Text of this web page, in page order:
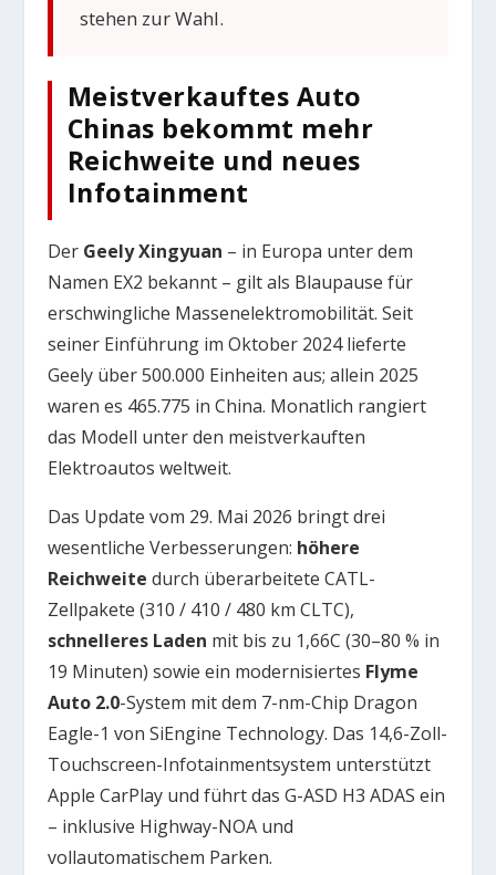
stehen zur Wahl.
Meistverkauftes Auto
Chinas bekommt mehr
Reichweite und neues
Infotainment
Der Geely Xingyuan – in Europa unter dem
Namen EX2 bekannt – gilt als Blaupause für
erschwingliche Massenelektromobilität. Seit
seiner Einführung im Oktober 2024 lieferte
Geely über 500.000 Einheiten aus; allein 2025
waren es 465.775 in China. Monatlich rangiert
das Modell unter den meistverkauften
Elektroautos weltweit.
Das Update vom 29. Mai 2026 bringt drei
wesentliche Verbesserungen: höhere
Reichweite durch überarbeitete CATL-
Zellpakete (310 / 410 / 480 km CLTC),
schnelleres Laden mit bis zu 1,66C (30–80 % in
19 Minuten) sowie ein modernisiertes Flyme
Auto 2.0-System mit dem 7-nm-Chip Dragon
Eagle-1 von SiEngine Technology. Das 14,6-Zoll-
Touchscreen-Infotainmentsystem unterstützt
Apple CarPlay und führt das G-ASD H3 ADAS ein
– inklusive Highway-NOA und
vollautomatischem Parken.